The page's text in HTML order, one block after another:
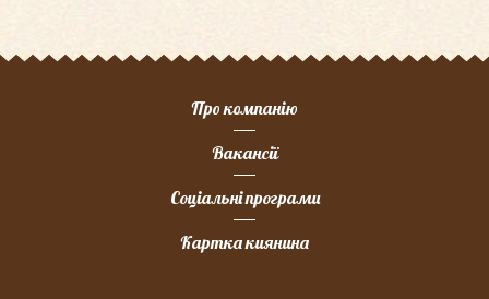
Про компанію
Вакансії
Соціальні програми
Картка киянина